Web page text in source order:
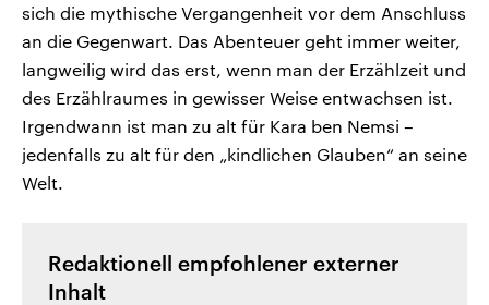
sich die mythische Vergangenheit vor dem Anschluss
an die Gegenwart. Das Abenteuer geht immer weiter,
langweilig wird das erst, wenn man der Erzählzeit und
des Erzählraumes in gewisser Weise entwachsen ist.
Irgendwann ist man zu alt für Kara ben Nemsi –
jedenfalls zu alt für den „kindlichen Glauben“ an seine
Welt.
Redaktionell empfohlener externer
Inhalt